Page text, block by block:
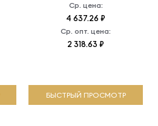
Ср. цена:
4 637.26 ₽
Ср. опт. цена:
2 318.63 ₽
БЫСТРЫЙ ПРОСМОТР